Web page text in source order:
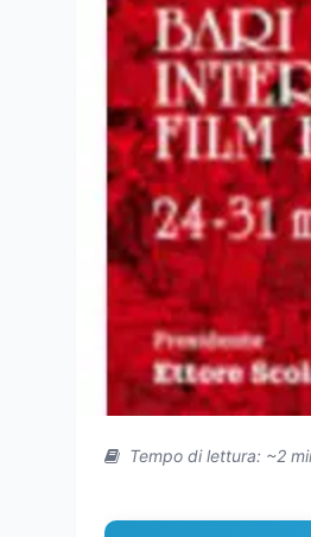
Tempo di lettura: ~2